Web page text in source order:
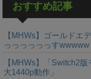
おすすめ記事
【MHWs】ゴールドエ
っっっっっっすwwwww
【MHWs】「Switch2
大1440p動作」